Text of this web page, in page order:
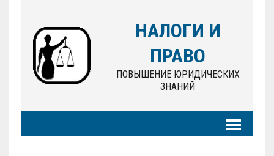
НАЛОГИ И
ПРАВО
ПОВЫШЕНИЕ ЮРИДИЧЕСКИХ
ЗНАНИЙ